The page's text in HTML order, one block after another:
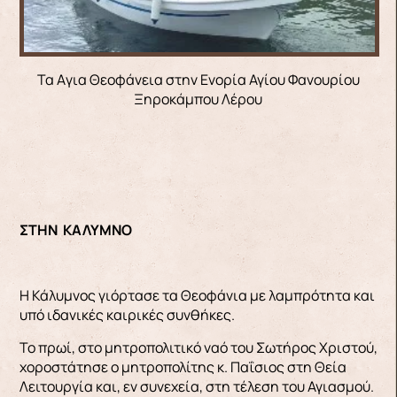
Τα Aγια Θεοφάνεια στην Ενορία Αγίου Φανουρίου
Ξηροκάμπου Λέρου
ΣΤΗΝ ΚΑΛΥΜΝΟ
Η Κάλυμνος γιόρτασε τα Θεοφάνια με λαμπρότητα και
υπό ιδανικές καιρικές συνθήκες.
Το πρωί, στο μητροπολιτικό ναό του Σωτήρος Χριστού,
χοροστάτησε ο μητροπολίτης κ. Παΐσιος στη Θεία
Λειτουργία και, εν συνεχεία, στη τέλεση του Αγιασμού.